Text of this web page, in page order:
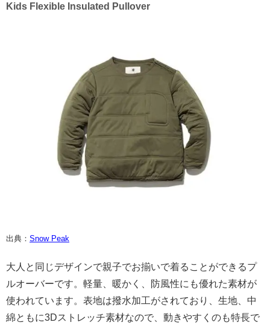
Kids Flexible Insulated Pullover
出典： Snow Peak
大人と同じデザインで親子でお揃いで着ることができるプ
ルオーバーです。軽量、暖かく、防風性にも優れた素材が
使われています。表地は撥水加工がされており、生地、中
綿ともに3Dストレッチ素材なので、動きやすくのも特長で